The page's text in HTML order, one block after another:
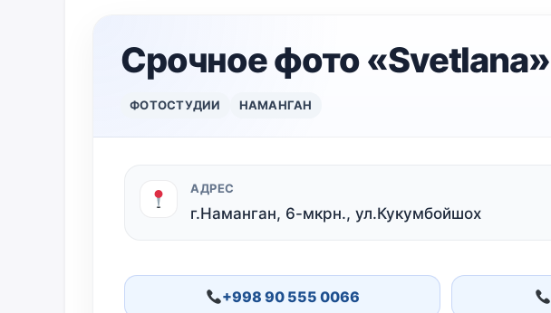
Срочное фото «Svetlana»
ФОТОСТУДИИ НАМАНГАН
АДРЕС
г.Наманган, 6-мкрн., ул.Кукумбойшох
+998 90 555 0066